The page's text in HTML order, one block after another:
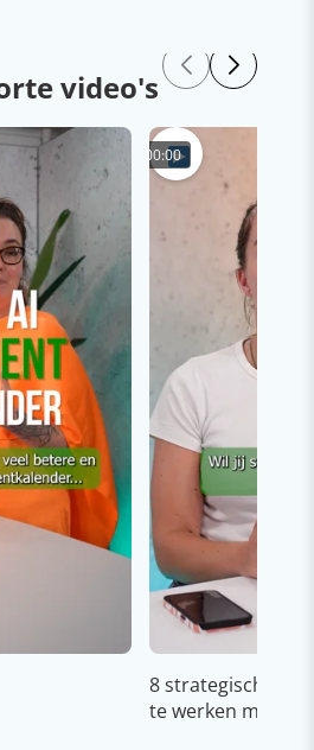
video's
00:00
8 strategische
te werken met